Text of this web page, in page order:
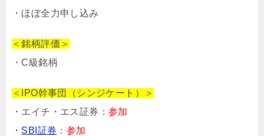
・ほぼ全力申し込み
＜銘柄評価＞
・C級銘柄
＜IPO幹事団（シンジケート）＞
・エイチ・エス証券： 参加
・ SBI証券 ： 参加